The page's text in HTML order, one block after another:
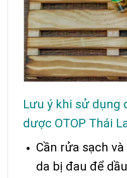
Lưu ý khi sử dụng
dược OTOP Thái
Cần rửa sạch
da bị đau để